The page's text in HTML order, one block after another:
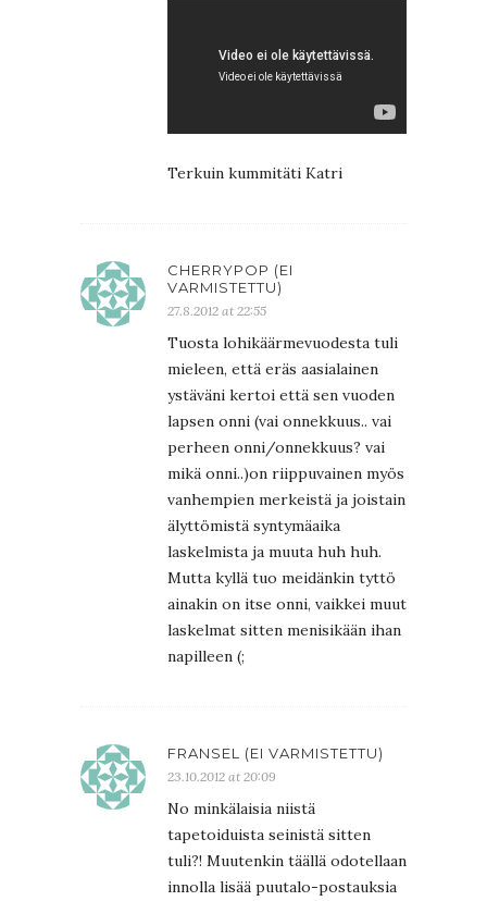
Terkuin kummitäti Katri
CHERRYPOP (EI
VARMISTETTU)
27.8.2012 at 22:55
Tuosta lohikäärmevuodesta tuli
mieleen, että eräs aasialainen
ystäväni kertoi että sen vuoden
lapsen onni (vai onnekkuus.. vai
perheen onni/onnekkuus? vai
mikä onni..)on riippuvainen myös
vanhempien merkeistä ja joistain
älyttömistä syntymäaika
laskelmista ja muuta huh huh.
Mutta kyllä tuo meidänkin tyttö
ainakin on itse onni, vaikkei muut
laskelmat sitten menisikään ihan
napilleen (;
FRANSEL (EI VARMISTETTU)
23.10.2012 at 20:09
No minkälaisia niistä
tapetoiduista seinistä sitten
tuli?! Muutenkin täällä odotellaan
innolla lisää puutalo-postauksia